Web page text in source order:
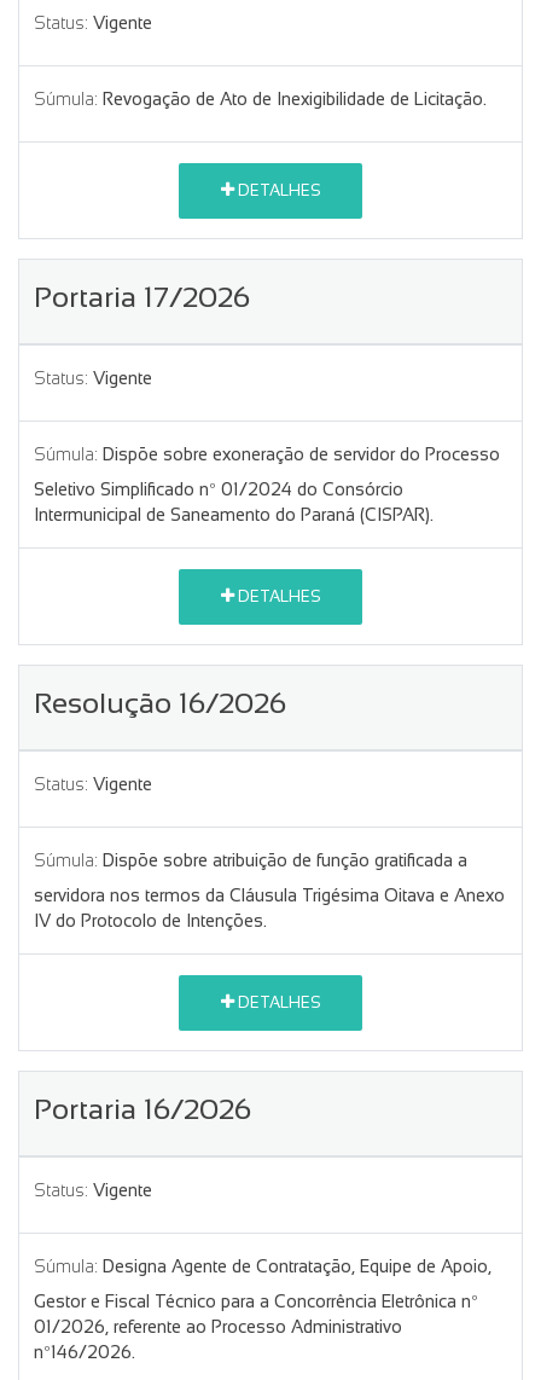
Status: Vigente
Súmula: Revogação de Ato de Inexigibilidade de Licitação.
DETALHES
Portaria 17/2026
Status: Vigente
Súmula: Dispõe sobre exoneração de servidor do Processo
Seletivo Simplificado nº 01/2024 do Consórcio
Intermunicipal de Saneamento do Paraná (CISPAR).
DETALHES
Resolução 16/2026
Status: Vigente
Súmula: Dispõe sobre atribuição de função gratificada a
servidora nos termos da Cláusula Trigésima Oitava e Anexo
IV do Protocolo de Intenções.
DETALHES
Portaria 16/2026
Status: Vigente
Súmula: Designa Agente de Contratação, Equipe de Apoio,
Gestor e Fiscal Técnico para a Concorrência Eletrônica nº
01/2026, referente ao Processo Administrativo
nº146/2026.